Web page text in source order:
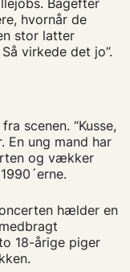
Bagefter
hvornår de
stor latter
virkede det jo”.
scenen. “Kusse,
En ung mand har
og vækker
hælder en
18-årige piger